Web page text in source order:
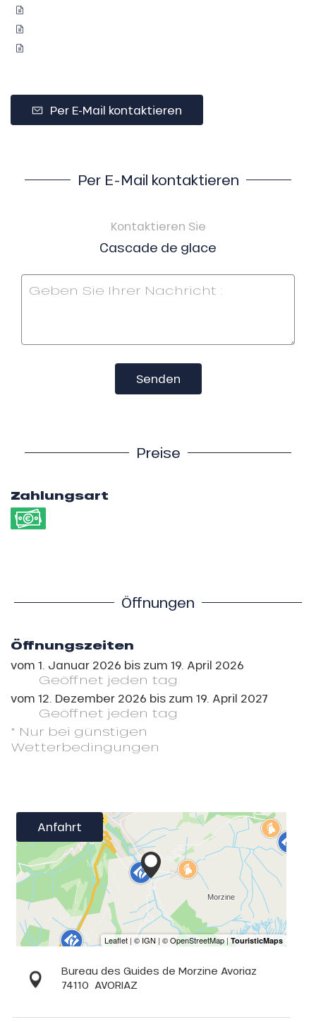
Per E-Mail kontaktieren
Per E-Mail kontaktieren
Kontaktieren Sie
Cascade de glace
Senden
Preise
Zahlungsart
Öffnungen
Öffnungszeiten
vom 1. Januar 2026 bis zum 19. April 2026
Geöffnet jeden tag
vom 12. Dezember 2026 bis zum 19. April 2027
Geöffnet jeden tag
* Nur bei günstigen
Wetterbedingungen
Anfahrt
Bureau des Guides de Morzine Avoriaz
74110 AVORIAZ